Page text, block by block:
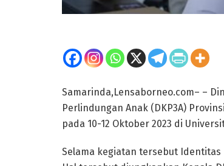
Samarinda,Lensaborneo.com– –
Perlindungan Anak (DKP3A)
pada 10-12 Oktober 2023 di
Selama kegiatan tersebut